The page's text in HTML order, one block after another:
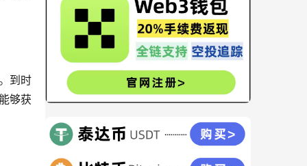
到时
够获